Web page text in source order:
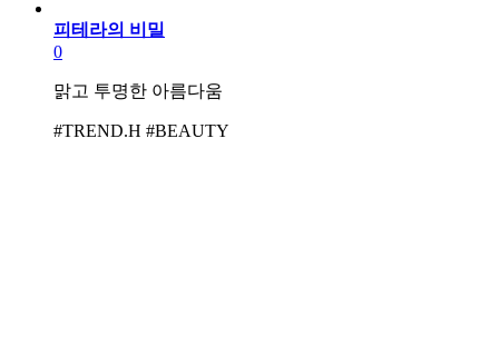
피테라의 비밀
0
맑고 투명한 아름다움
#TREND.H #BEAUTY